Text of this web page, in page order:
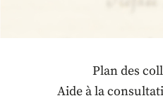
Plan des
Aide à la